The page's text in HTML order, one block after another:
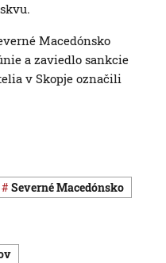
Macedónsko
a zaviedlo sankcie
v Skopje označili
Severné Macedónsko